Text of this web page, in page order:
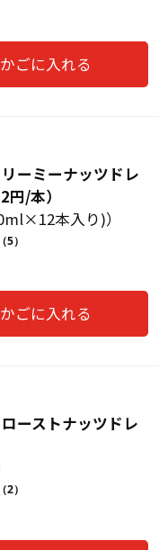
ごに入れる
ーミーナッツドレ
/本）
本入り)）
5）
ごに入れる
ーストナッツドレ
2）